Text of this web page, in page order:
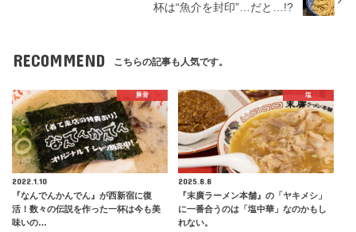
杯は“魚介を封印”…だと…!?
RECOMMEND こちらの記事も人気です。
豚骨
2022.1.10
『なんでんかんでん』が西新宿に復
活！数々の伝説を作った一杯は今も美
味いの…
塩
2025.8.8
『末廣ラーメン本舗』の「ヤキメシ」
に一番合うのは「塩中華」なのかもし
れない。